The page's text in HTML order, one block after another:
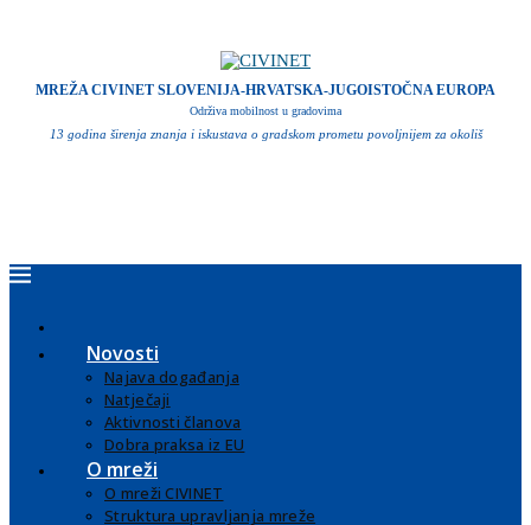
MREŽA CIVINET SLOVENIJA-HRVATSKA-JUGOISTOČNA EUROPA
Održiva mobilnost u gradovima
13 godina širenja znanja i iskustava o gradskom prometu povoljnijem za okoliš
Novosti
Najava događanja
Natječaji
Aktivnosti članova
Dobra praksa iz EU
O mreži
O mreži CIVINET
Struktura upravljanja mreže